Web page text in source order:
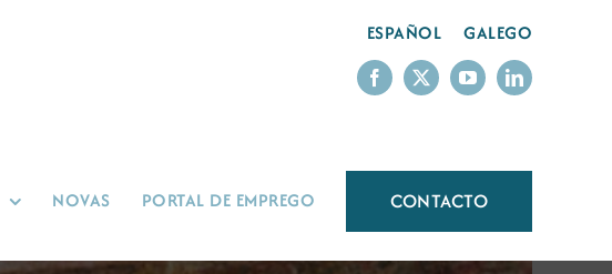
ESPAÑOL GALEGO
NOVAS PORTAL DE EMPREGO CONTACTO